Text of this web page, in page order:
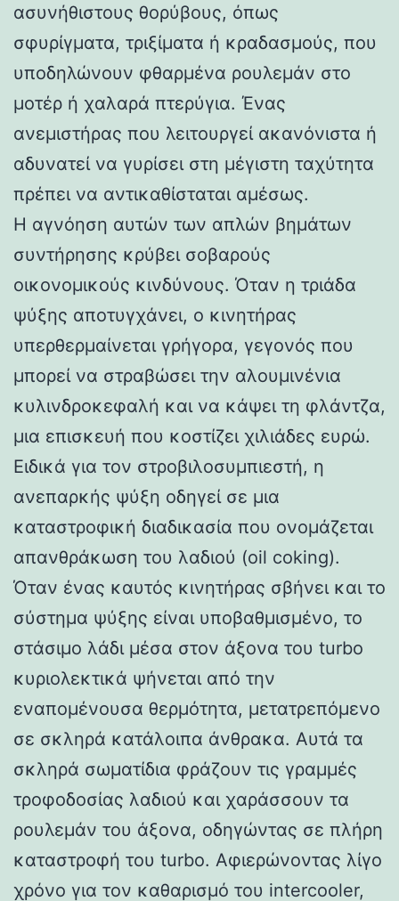
ασυνήθιστους θορύβους, όπως
σφυρίγματα, τριξίματα ή κραδασμούς, που
υποδηλώνουν φθαρμένα ρουλεμάν στο
μοτέρ ή χαλαρά πτερύγια. Ένας
ανεμιστήρας που λειτουργεί ακανόνιστα ή
αδυνατεί να γυρίσει στη μέγιστη ταχύτητα
πρέπει να αντικαθίσταται αμέσως.
Η αγνόηση αυτών των απλών βημάτων
συντήρησης κρύβει σοβαρούς
οικονομικούς κινδύνους. Όταν η τριάδα
ψύξης αποτυγχάνει, ο κινητήρας
υπερθερμαίνεται γρήγορα, γεγονός που
μπορεί να στραβώσει την αλουμινένια
κυλινδροκεφαλή και να κάψει τη φλάντζα,
μια επισκευή που κοστίζει χιλιάδες ευρώ.
Ειδικά για τον στροβιλοσυμπιεστή, η
ανεπαρκής ψύξη οδηγεί σε μια
καταστροφική διαδικασία που ονομάζεται
απανθράκωση του λαδιού (oil coking).
Όταν ένας καυτός κινητήρας σβήνει και το
σύστημα ψύξης είναι υποβαθμισμένο, το
στάσιμο λάδι μέσα στον άξονα του turbo
κυριολεκτικά ψήνεται από την
εναπομένουσα θερμότητα, μετατρεπόμενο
σε σκληρά κατάλοιπα άνθρακα. Αυτά τα
σκληρά σωματίδια φράζουν τις γραμμές
τροφοδοσίας λαδιού και χαράσσουν τα
ρουλεμάν του άξονα, οδηγώντας σε πλήρη
καταστροφή του turbo. Αφιερώνοντας λίγο
χρόνο για τον καθαρισμό του intercooler,